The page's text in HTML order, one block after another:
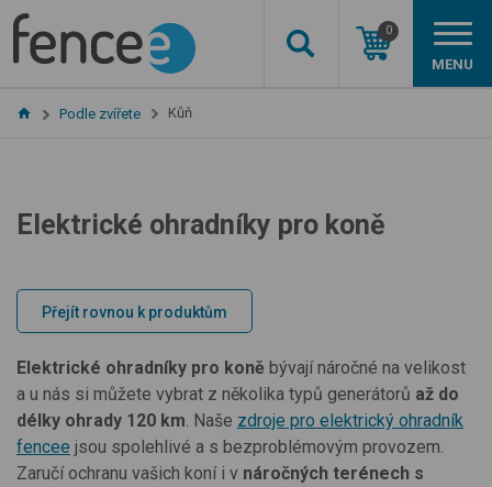
0
MENU
Podle zvířete Kůň
Elektrické ohradníky pro koně
Přejít rovnou k produktům
Elektrické ohradníky pro koně bývají náročné na velikost
a u nás si můžete vybrat z několika typů generátorů až do
délky ohrady 120 km . Naše zdroje pro elektrický ohradník
fencee jsou spolehlivé a s bezproblémovým provozem.
Zaručí ochranu vašich koní i v náročných terénech s